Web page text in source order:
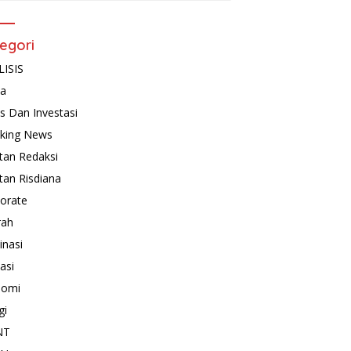
Dan Investasi
News
Redaksi
Risdiana